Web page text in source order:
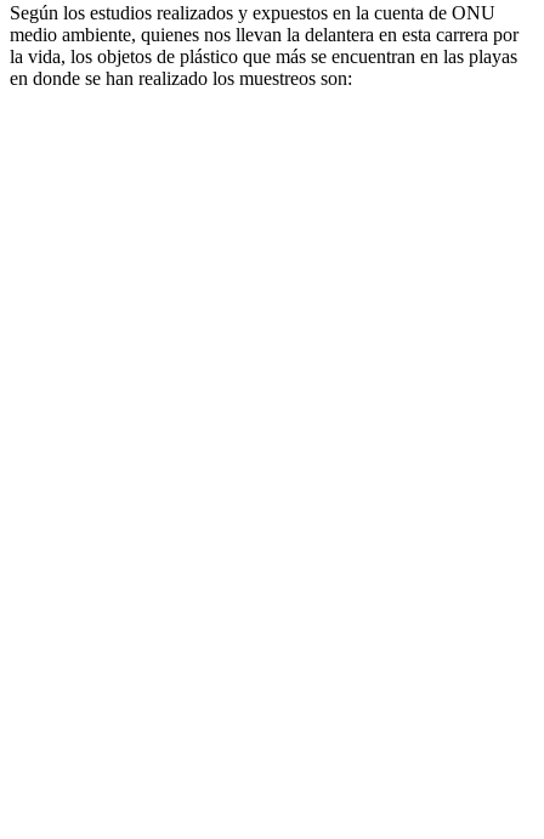
Según los estudios realizados y expuestos en la cuenta de ONU
medio ambiente, quienes nos llevan la delantera en esta carrera por
la vida, los objetos de plástico que más se encuentran en las playas
en donde se han realizado los muestreos son: